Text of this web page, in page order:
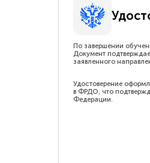
По завершении
Документ
заявленного
Удостоверение
в ФРДО, что
Федерации.